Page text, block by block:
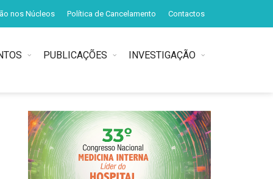
nos Núcleos Política de Cancelamento Contactos
PUBLICAÇÕES INVESTIGAÇÃO